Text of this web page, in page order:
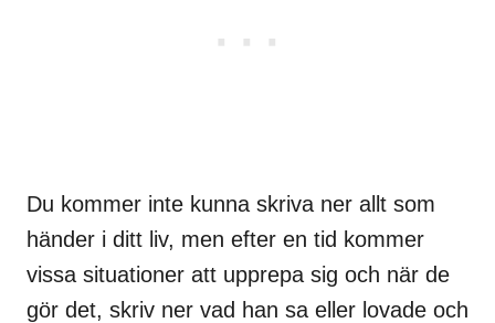
Du kommer inte kunna skriva ner allt som
händer i ditt liv, men efter en tid kommer
vissa situationer att upprepa sig och när de
gör det, skriv ner vad han sa eller lovade och